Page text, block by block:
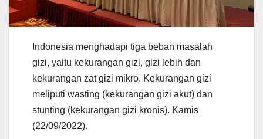
Indonesia menghadapi tiga beban masalah
gizi, yaitu kekurangan gizi, gizi lebih dan
kekurangan zat gizi mikro. Kekurangan gizi
meliputi wasting (kekurangan gizi akut) dan
stunting (kekurangan gizi kronis). Kamis
(22/09/2022).